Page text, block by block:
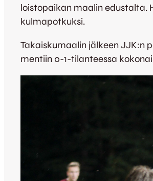
loistopaikan maalin edustalta.
kulmapotkuksi.
Takaiskumaalin jälkeen JJK:n
mentiin 0-1-tilanteessa